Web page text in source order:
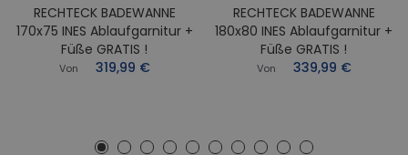
RECHTECK BADEWANNE
170x75 INES Ablaufgarnitur +
Füße GRATIS !
Von 319,99 €
RECHTECK BADEWANNE
180x80 INES Ablaufgarnitur +
Füße GRATIS !
Von 339,99 €